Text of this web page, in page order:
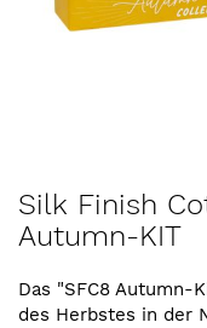
Zum
Anfang
der
springen
Silk Finish
Autumn-KIT
Das "SFC8 Autumn-
des Herbstes in der